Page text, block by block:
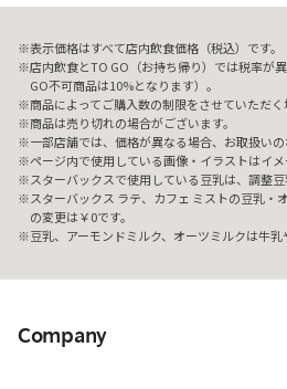
表示価格はすべて店内飲食価格（税込）です。
店内飲食とTO GO（お持ち帰り）では税率が
GO不可商品は10%となります）。
商品によってご購入数の制限をさせていただく
商品は売り切れの場合がございます。
一部店舗では、価格が異なる場合、お取扱いの
ページ内で使用している画像・イラストはイメ
スターバックスで使用している豆乳は、調整豆
スターバックス ラテ、カフェ ミストの豆乳・
の変更は￥0です。
豆乳、アーモンドミルク、オーツミルクは牛乳
Company